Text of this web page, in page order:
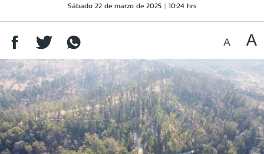
Sábado 22 de marzo de 2025 10:24 hrs